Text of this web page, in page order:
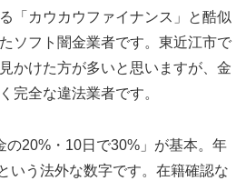
「カウカウファイナンス」と酷似
ソフト闇金業者です。東近江市で
かけた方が多いと思いますが、金
完全な違法業者です。
の20%・10日で30%」が基本。年
いう法外な数字です。在籍確認な